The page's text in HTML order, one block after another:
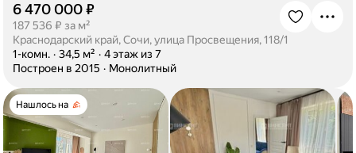
6 470 000 ₽
187 536 ₽ за м²
Краснодарский край, Сочи, улица Просвещения, 118/1
1-комн. · 34,5 м² · 4 этаж из 7
Построен в 2015 · Монолитный
Нашлось на